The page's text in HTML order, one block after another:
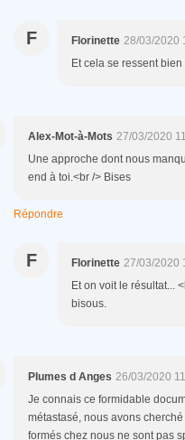
F Florinette 28/03/2020
Et cela se ressent
Alex-Mot-à-Mots 27/03/2020
Une approche dont nous
end à toi.<br /> Bises
Répondre
F Florinette 27/03/2020
Et on voit le résultat...
bisous.
Plumes d Anges 26/03/2020
Je connais ce formidable
métastasé, nous avons
formés chez nous ne sont pas